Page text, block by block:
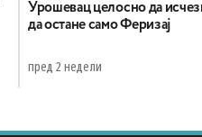
Урошевац целосно да
да остане само Феризај
пред 2 недели